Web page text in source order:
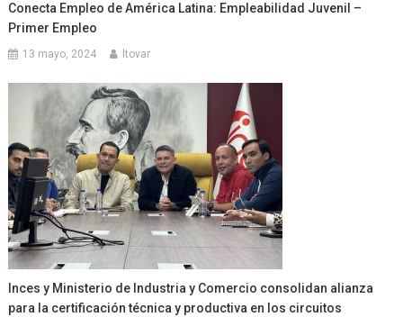
Conecta Empleo de América Latina: Empleabilidad Juvenil –
Primer Empleo
13 mayo, 2024 ltovar
Inces y Ministerio de Industria y Comercio consolidan alianza
para la certificación técnica y productiva en los circuitos